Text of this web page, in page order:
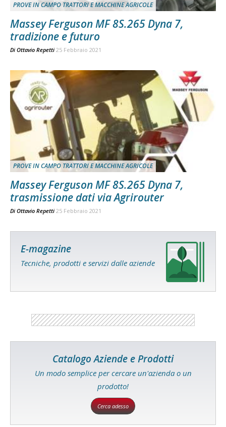
PROVE IN CAMPO TRATTORI E MACCHINE AGRICOLE
Massey Ferguson MF 8S.265 Dyna 7,
tradizione e futuro
Di Ottavio Repetti 25 Febbraio 2021
PROVE IN CAMPO TRATTORI E MACCHINE AGRICOLE
Massey Ferguson MF 8S.265 Dyna 7,
trasmissione dati via Agrirouter
Di Ottavio Repetti 25 Febbraio 2021
E-magazine
Tecniche, prodotti e servizi dalle aziende
Catalogo Aziende e Prodotti
Un modo semplice per cercare un'azienda o un
prodotto!
Cerca adesso